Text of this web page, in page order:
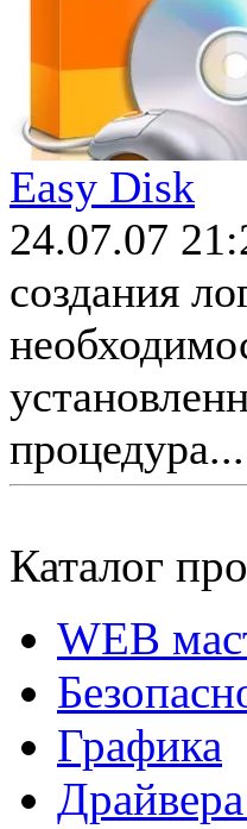
Easy Disk
24.07.07
создания
процедура...
Каталог
WEB
Графика